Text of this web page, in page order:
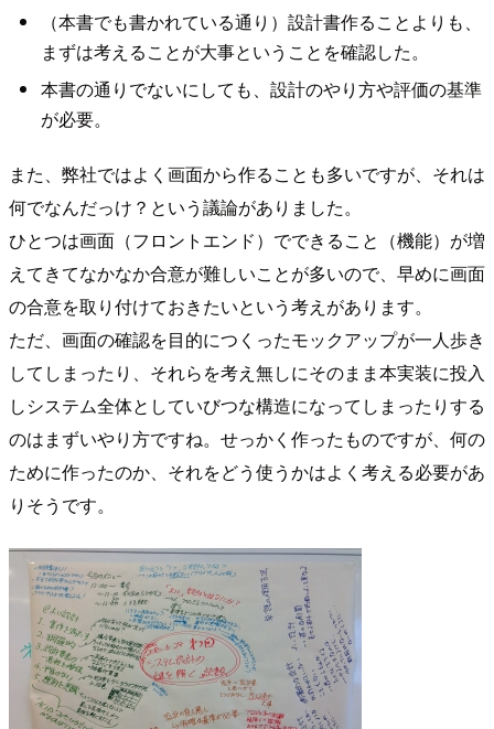
（本書でも書かれている通り）設計書作ることよりも、
まずは考えることが大事ということを確認した。
本書の通りでないにしても、設計のやり方や評価の基準
が必要。
また、弊社ではよく画面から作ることも多いですが、それは
何でなんだっけ？という議論がありました。
ひとつは画面（フロントエンド）でできること（機能）が増
えてきてなかなか合意が難しいことが多いので、早めに画面
の合意を取り付けておきたいという考えがあります。
ただ、画面の確認を目的につくったモックアップが一人歩き
してしまったり、それらを考え無しにそのまま本実装に投入
しシステム全体としていびつな構造になってしまったりする
のはまずいやり方ですね。せっかく作ったものですが、何の
ために作ったのか、それをどう使うかはよく考える必要があ
りそうです。